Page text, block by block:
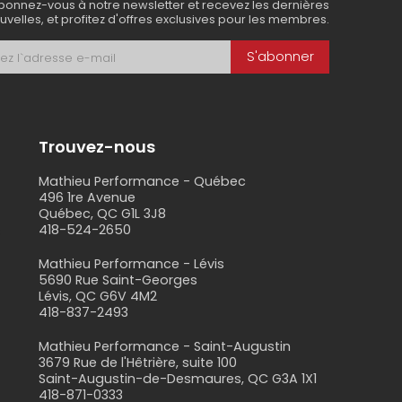
, unvélo électrique de montagneou un
nous, à prix avantageux, lesmeilleurs vélos
d'achat aussi fluide et agréable que
vos rêves en toute tranquillité, en
de l'achat initial, grâce à un service
plus, notreservice de réparation et entretien
ou de réparation, assurant ainsi que
vous à notre newsletter et recevez les dernières
et profitez d'offres exclusives pour les membres.
S'abonner
Trouvez-nous
Mathieu Performance - Québec
496 1re Avenue
Québec, QC G1L 3J8
418-524-2650
Mathieu Performance - Lévis
5690 Rue Saint-Georges
Lévis, QC G6V 4M2
418-837-2493
Mathieu Performance - Saint-Augustin
3679 Rue de l'Hêtrière, suite 100
Saint-Augustin-de-Desmaures, QC G3A 1X1
418-871-0333